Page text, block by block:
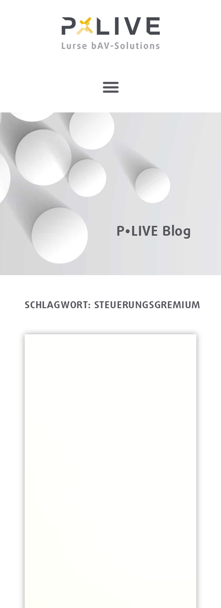
P•LIVE Blog
SCHLAGWORT: STEUERUNGSGREMIUM